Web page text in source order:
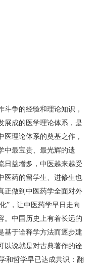
争的经验和理论知识，
展成的医学理论体系，是
理论体系的奠基之作，
中最宝贵、最光辉的遗
日益增多，中医越来越受
医药的留学生、进修生也
正做到中医药学全面对外
”，让中医药学早日走向
。中国历史上有着长远的
基于诠释学方法而逐步建
以说就是对古典著作的诠
和哲学早已达成共识：翻